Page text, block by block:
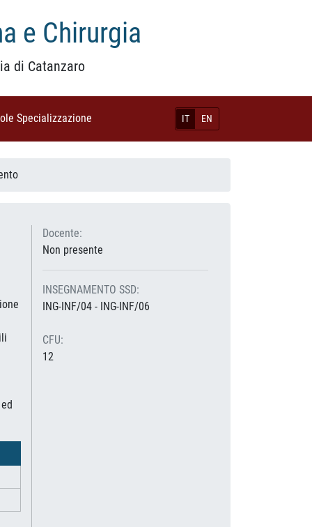
e Chirurgia
di Catanzaro
IT EN
Specializzazione
Docente:
Non presente
INSEGNAMENTO SSD:
ING-INF/04 - ING-INF/06
CFU:
12